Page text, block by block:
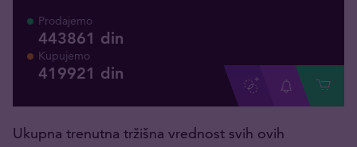
Prodajemo
443861 din
Kupujemo
419921 din
Ukupna trenutna tržišna vrednost svih ovih